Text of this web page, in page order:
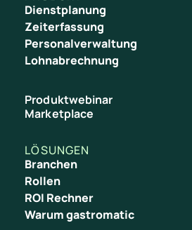
Dienstplanung
Zeiterfassung
Personalverwaltung
Lohnabrechnung
Produktwebinar
Marketplace
LÖSUNGEN
Branchen
Rollen
ROI Rechner
Warum gastromatic